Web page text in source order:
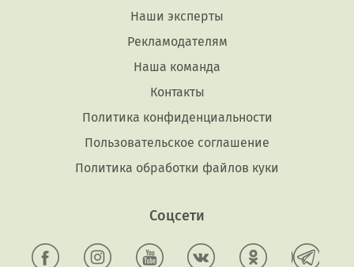
Наши эксперты
Рекламодателям
Наша команда
Контакты
Политика конфиденциальности
Пользовательское соглашение
Политика обработки файлов куки
Соцсети